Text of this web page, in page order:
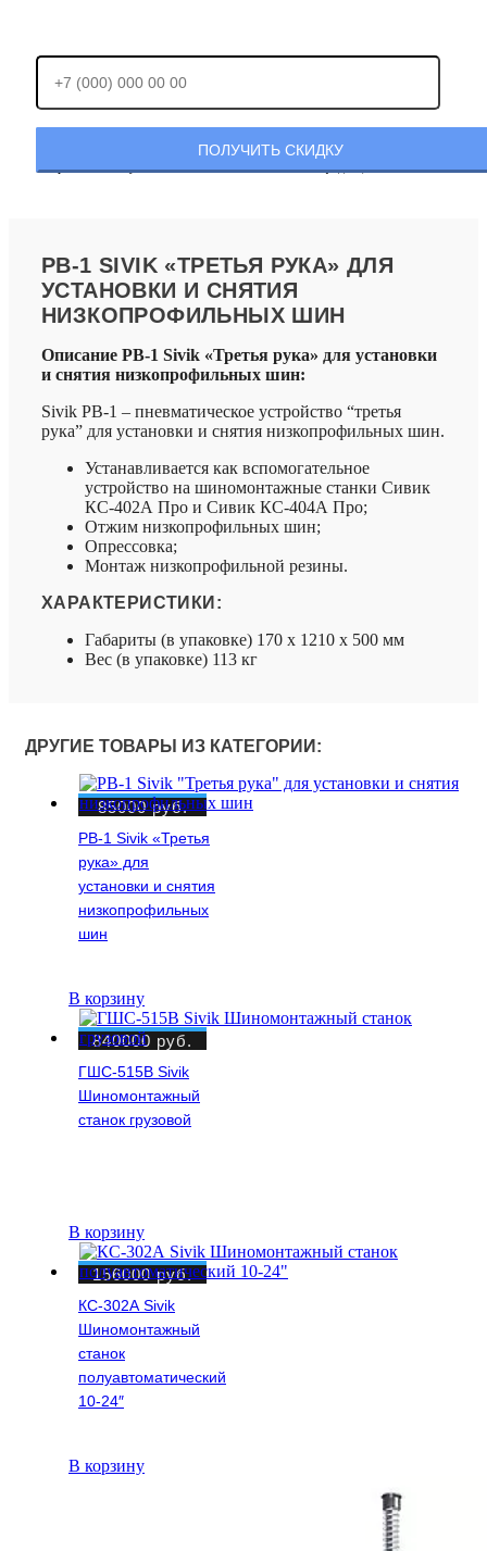
Отправляя заявку, Вы соглашаетесь сполитикой конфиденциальности.
РВ-1 SIVIK «ТРЕТЬЯ РУКА» ДЛЯ
УСТАНОВКИ И СНЯТИЯ
НИЗКОПРОФИЛЬНЫХ ШИН
Описание РВ-1 Sivik «Третья рука» для установки
и снятия низкопрофильных шин:
Sivik РВ-1 – пневматическое устройство “третья
рука” для установки и снятия низкопрофильных шин.
Устанавливается как вспомогательное
устройство на шиномонтажные станки Сивик
КС-402А Про и Сивик КС-404А Про;
Отжим низкопрофильных шин;
Опрессовка;
Монтаж низкопрофильной резины.
ХАРАКТЕРИСТИКИ:
Габариты (в упаковке) 170 х 1210 х 500 мм
Вес (в упаковке) 113 кг
ДРУГИЕ ТОВАРЫ ИЗ КАТЕГОРИИ:
РВ-1 Sivik «Третья
рука» для
установки и снятия
низкопрофильных
шин
85000руб.
В корзину
ГШС-515В Sivik
Шиномонтажный
станок грузовой
840000 руб.
В корзину
КС-302А Sivik
Шиномонтажный
станок
полуавтоматический
10-24″
156000руб.
В корзину